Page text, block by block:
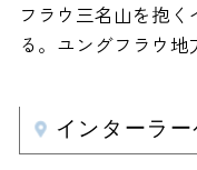
フラウ三名山を抱
る。ユングフラウ地
インターラ